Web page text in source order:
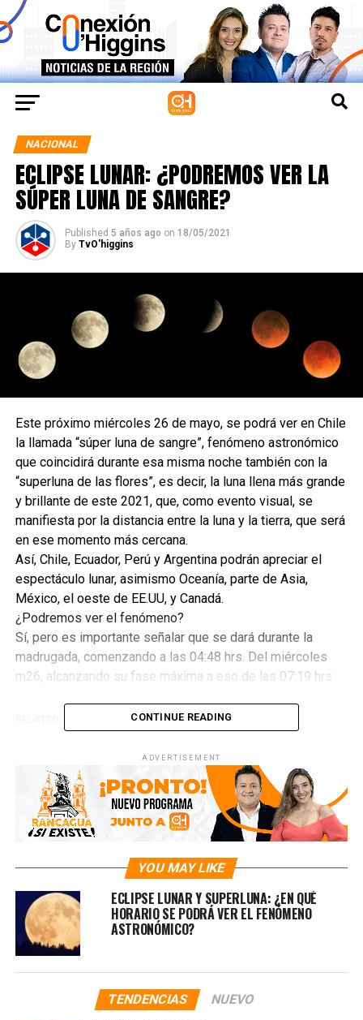
NACIONAL
ECLIPSE LUNAR: ¿PODREMOS VER LA
SÚPER LUNA DE SANGRE?
Published 5 años ago on 18/05/2021
By TvO'higgins
Este próximo miércoles 26 de mayo, se podrá ver en Chile
la llamada “súper luna de sangre”, fenómeno astronómico
que coincidirá durante esa misma noche también con la
“superluna de las flores”, es decir, la luna llena más grande
y brillante de este 2021, que, como evento visual, se
manifiesta por la distancia entre la luna y la tierra, que será
en ese momento más cercana.
Así, Chile, Ecuador, Perú y Argentina podrán apreciar el
espectáculo lunar, asimismo Oceanía, parte de Asia,
México, el oeste de EE.UU, y Canadá.
¿Podremos ver el fenómeno?
Sí, pero es importante señalar que se dará durante la
madrugada, comenzando a las 04:48 hrs. Del miércoles
m26, alcanzando su fase máxima a eso de las 07:19 hrs.
ECLIPSE
¿HASTA CUÁNDO PUEDO CAMBIAR EL DOMICILIO
ELECTORAL?
DON'T MISS
BONO IFE AMPLIADO: TODO LO QUE NECESITAS SABER DE
ESTE BENEFICIO ESTATAL
CONTINUE READING
ADVERTISEMENT
YOU MAY LIKE
ECLIPSE LUNAR Y SUPERLUNA: ¿EN QUÉ
HORARIO SE PODRÁ VER EL FENÓMENO
ASTRONÓMICO?
TENDENCIAS NUEVO